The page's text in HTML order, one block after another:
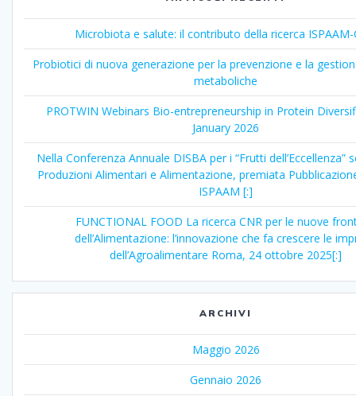
Microbiota e salute: il contributo della ricerca ISPAAM-
Probiotici di nuova generazione per la prevenzione e la
metaboliche
PROTWIN Webinars Bio-entrepreneurship in Protein
January 2026
Nella Conferenza Annuale DISBA per i “Frutti dell’Eccellenza”
Produzioni Alimentari e Alimentazione, premiata
ISPAAM [:]
FUNCTIONAL FOOD La ricerca CNR per le nuove
dell’Alimentazione: l’innovazione che fa crescere le
dell’Agroalimentare Roma, 24 ottobre 2025[:]
ARCHIVI
Maggio 2026
Gennaio 2026